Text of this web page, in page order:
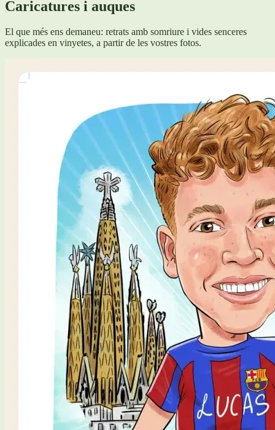
Caricatures i auques
El que més ens demaneu: retrats amb somriure i vides senceres
explicades en vinyetes, a partir de les vostres fotos.